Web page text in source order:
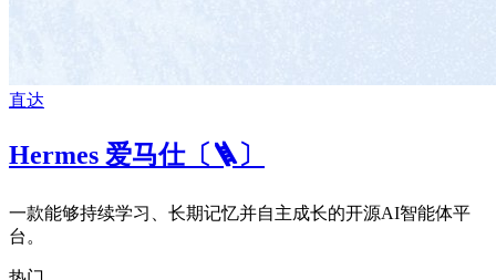
直达
Hermes 爱马仕〔🪜〕
一款能够持续学习、长期记忆并自主成长的开源AI智能体平
台。